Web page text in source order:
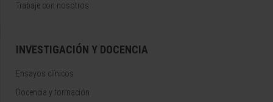
Trabaje con nosotros
INVESTIGACIÓN Y DOCENCIA
Ensayos clínicos
Docencia y formación